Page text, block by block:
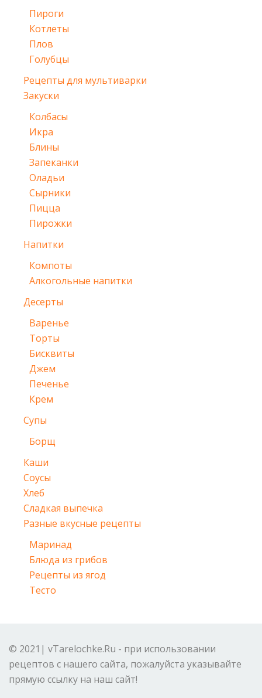
Пироги
Котлеты
Плов
Голубцы
Рецепты для мультиварки
Закуски
Колбасы
Икра
Блины
Запеканки
Оладьи
Сырники
Пицца
Пирожки
Напитки
Компоты
Алкогольные напитки
Десерты
Варенье
Торты
Бисквиты
Джем
Печенье
Крем
Супы
Борщ
Каши
Соусы
Хлеб
Сладкая выпечка
Разные вкусные рецепты
Маринад
Блюда из грибов
Рецепты из ягод
Тесто
© 2021| vTarelochke.Ru - при использовании
рецептов с нашего сайта, пожалуйста указывайте
прямую ссылку на наш сайт!